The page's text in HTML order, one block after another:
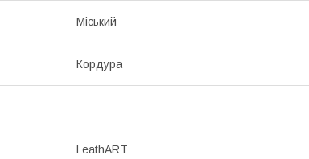
Міський
Кордура
LeathART